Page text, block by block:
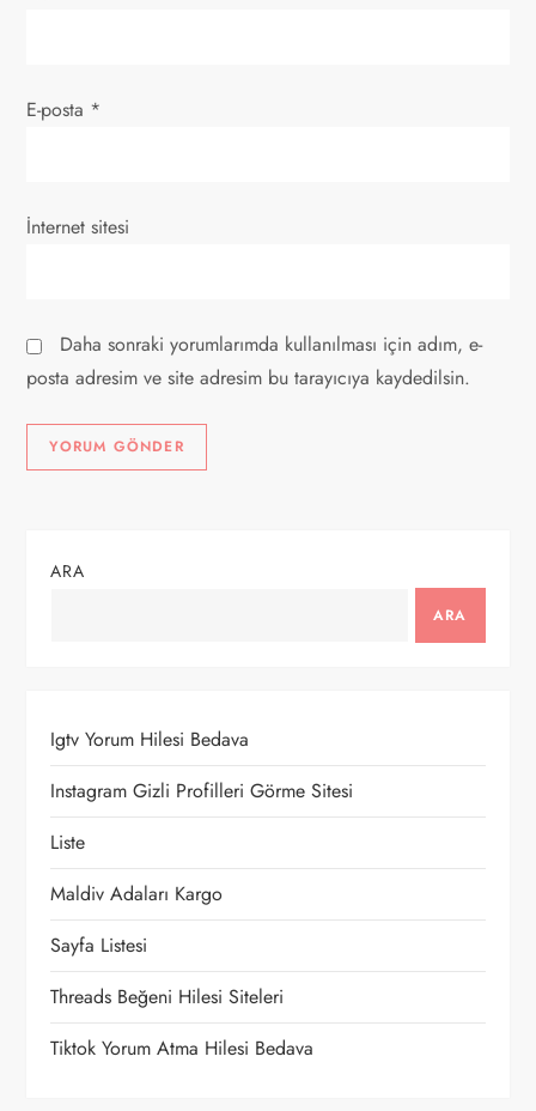
E-posta *
İnternet sitesi
Daha sonraki yorumlarımda kullanılması için adım, e-
posta adresim ve site adresim bu tarayıcıya kaydedilsin.
ARA
ARA
Igtv Yorum Hilesi Bedava
Instagram Gizli Profilleri Görme Sitesi
Liste
Maldiv Adaları Kargo
Sayfa Listesi
Threads Beğeni Hilesi Siteleri
Tiktok Yorum Atma Hilesi Bedava